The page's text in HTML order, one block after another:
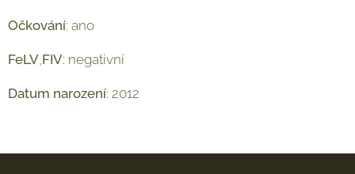
Očkování: ano
FeLV,FIV: negativní
Datum narození: 2012